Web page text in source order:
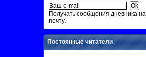
Получать сообщения дневника на
почту.
Постоянные читатели